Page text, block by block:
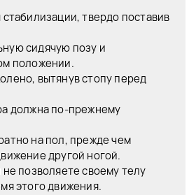
твердо поставив
сидячую позу и
положении.
вытянув стопу перед
должна по-прежнему
на пол, прежде чем
другой ногой.
позволяете своему телу
этого движения.